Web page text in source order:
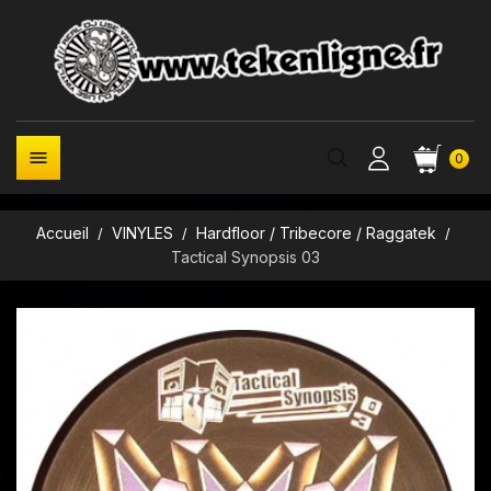
0

Accueil VINYLES
Hardfloor / Tribecore / Raggatek
Tactical Synopsis 03